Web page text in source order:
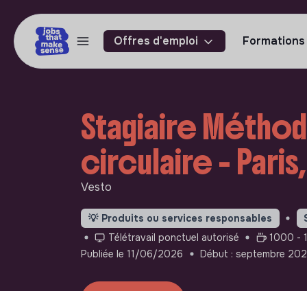
Offres d'emploi Formations
Stagiaire
circulaire -
Vesto
💡 Produits ou services responsables
Télétravail ponctuel autorisé
1000 -
Publiée le 11/06/2026
Début : septembre